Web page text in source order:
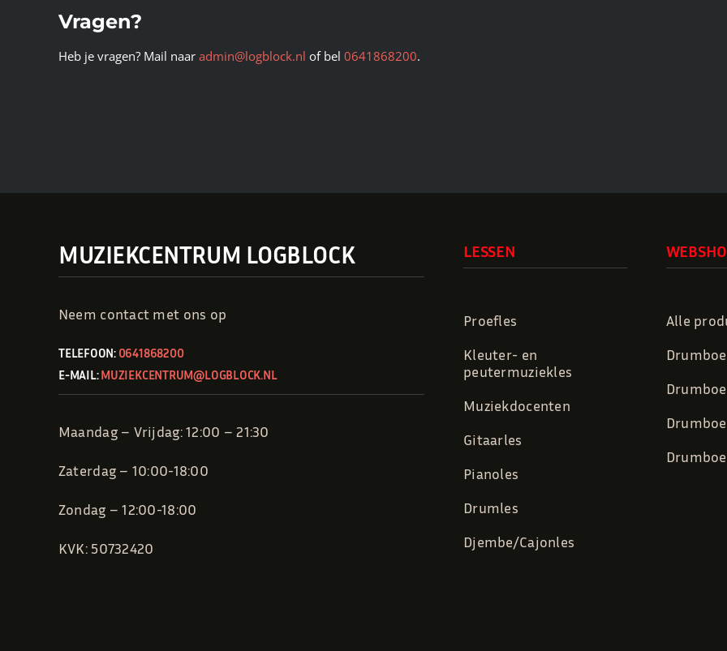
Vragen?
Heb je vragen? Mail naar admin@logblock.nl of bel 0641868200.
MUZIEKCENTRUM LOGBLOCK
Neem contact met ons op
TELEFOON: 0641868200
E-MAIL:MUZIEKCENTRUM@LOGBLOCK.NL
Maandag – Vrijdag: 12:00 – 21:30
Zaterdag – 10:00-18:00
Zondag – 12:00-18:00
KVK: 50732420
LESSEN
Proefles
Kleuter- en
peutermuziekles
Muziekdocenten
Gitaarles
Pianoles
Drumles
Djembe/Cajonles
Alle